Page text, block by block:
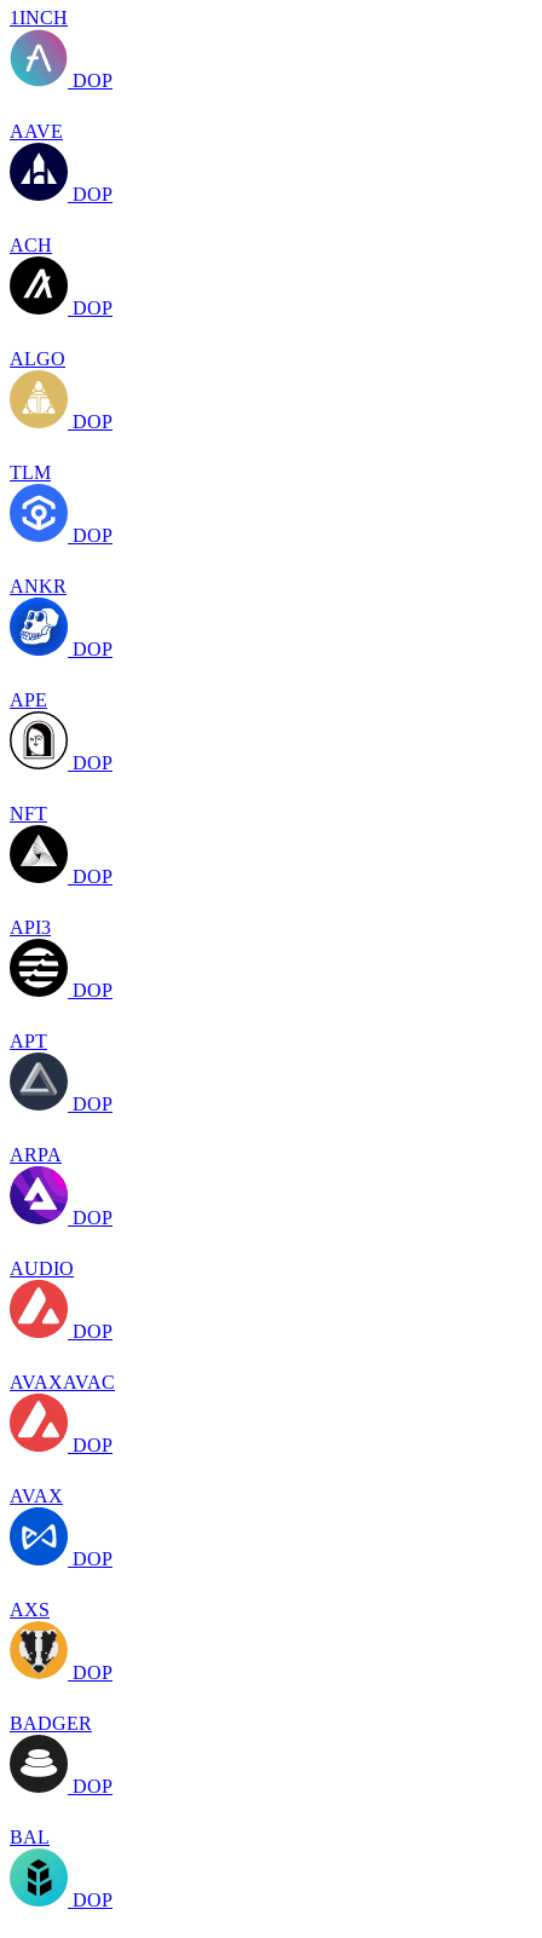
1INCH
DOP
AAVE
DOP
ACH
DOP
ALGO
DOP
TLM
DOP
ANKR
DOP
APE
DOP
NFT
DOP
API3
DOP
APT
DOP
ARPA
DOP
AUDIO
DOP
AVAXAVAC
DOP
AVAX
DOP
AXS
DOP
BADGER
DOP
BAL
DOP